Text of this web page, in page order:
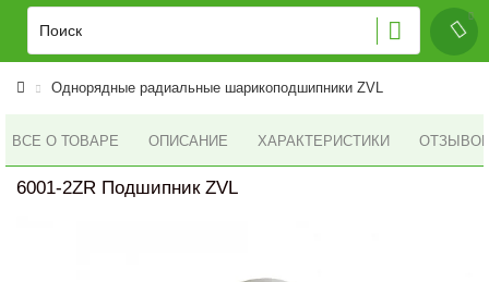
Однорядные радиальные шарикоподшипники ZVL
ВСЕ О ТОВАРЕ ОПИСАНИЕ ХАРАКТЕРИСТИКИ ОТЗЫВОВ
6001-2ZR Подшипник ZVL